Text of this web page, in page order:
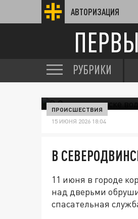
АВТОРИЗАЦИЯ
РУБРИКИ
ПРОИСШЕСТВИЯ
15 ИЮНЯ 2026 18:04
В
11 июня в городе
над дверьми
спасательная